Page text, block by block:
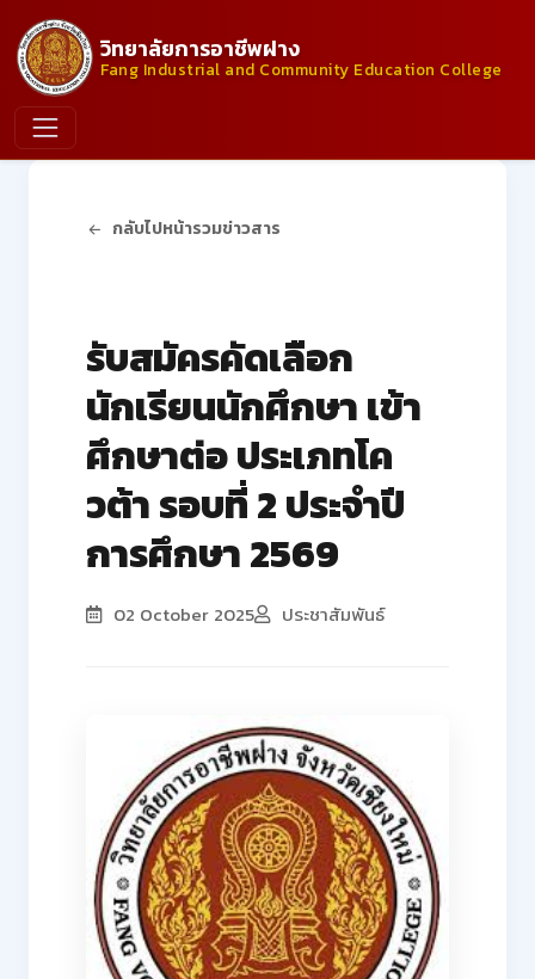
วิทยาลัยการอาชีพฝาง
Fang Industrial and Community Education College
กลับไปหน้ารวมข่าวสาร
รับสมัครคัดเลือก
นักเรียนนักศึกษา เข้า
ศึกษาต่อ ประเภทโค
วต้า รอบที่ 2 ประจำปี
การศึกษา 2569
02 October 2025 ประชาสัมพันธ์